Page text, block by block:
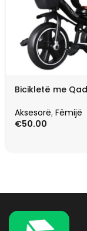
Bicikletë me
Aksesorë, Fëmijë
€50.00